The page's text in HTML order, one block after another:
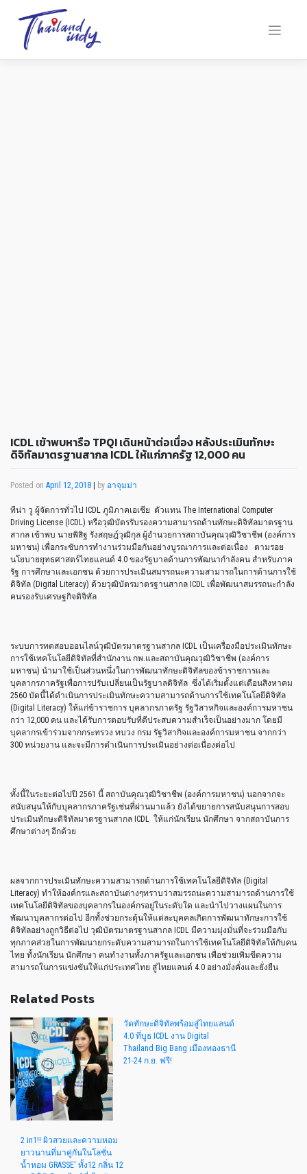
ICDL เข้าพบหารือ TPQI เดินหน้าต่อเนื่อง หลังประเมินทักษะ
ดิจิทัลมาตรฐานสากล ICDL ให้แก่ภาครัฐ 12,000 คน
Posted on April 12, 2018 by อาจุมม่า
ทีน่า วู ผู้จัดการทั่วไป ICDL ภูมิภาคเอเชีย ตัวแทน The International Computer
Driving License (ICDL) หรือวุฒิบัตรรับรองความสามารถด้านทักษะดิจิทัลมาตรฐาน
สากล เข้าพบ นายพิสิฐ รังสฤษฎ์วุฒิกุล ผู้อำนวยการสถาบันคุณวุฒิวิชาชีพ (องค์การ
มหาชน) เพื่อกระชับการทำงานร่วมมือกันอย่างบูรณาการและต่อเนื่อง ตามรอย
นโยบายยุทธศาสตร์ไทยแลนด์ 4.0 ของรัฐบาลด้านการพัฒนากำลังคน สำหรับภาค
รัฐ การศึกษาและเอกชน ด้วยการประเมินสมรรถนะความสามารถในการด้านการใช้
ดิจิทัล (Digital Literacy) ด้วยวุฒิบัตรมาตรฐานสากล ICDL เพื่อพัฒนาสมรรถนะกำลัง
คนรองรับเศรษฐกิจดิจิทัล
ระบบการทดสอบออนไลน์วุฒิบัตรมาตรฐานสากล ICDL เป็นเครื่องมือประเมินทักษะ
การใช้เทคโนโลยีดิจิทัลที่สำนักงาน กพ.และสถาบันคุณวุฒิวิชาชีพ (องค์การ
มหาชน) นำมาใช้เป็นส่วนหนึ่งในการพัฒนาทักษะดิจิทัลของข้าราชการและ
บุคลากรภาครัฐเพื่อการปรับเปลี่ยนเป็นรัฐบาลดิจิทัล ซึ่งได้เริ่มตั้งแต่เดือนสิงหาคม
2560 บัดนี้ได้ดำเนินการประเมินทักษะความสามารถด้านการใช้เทคโนโลยีดิจิทัล
(Digital Literacy) ให้แก่ข้าราชการ บุคลากรภาครัฐ รัฐวิสาหกิจและองค์การมหาชน
กว่า 12,000 คน และได้รับการตอบรับที่ดีประสบความสำเร็จเป็นอย่างมาก โดยมี
บุคลากรเข้าร่วมจากกระทรวง ทบวง กรม รัฐวิสากิจและองค์การมหาชน จากกว่า
300 หน่วยงาน และจะมีการดำเนินการประเมินอย่างต่อเนื่องต่อไป
ทั้งนี้ในระยะต่อไปปี 2561 นี้ สถาบันคุณวุฒิวิชาชีพ (องค์การมหาชน) นอกจากจะ
สนับสนุนให้กับบุคลากรภาครัฐเช่นที่ผ่านมาแล้ว ยังได้ขยายการสนับสนุนการสอบ
ประเมินทักษะดิจิทัลมาตรฐานสากล ICDL ให้แก่นักเรียน นักศึกษา จากสถาบันการ
ศึกษาต่างๆ อีกด้วย
ผลจากการประเมินทักษะความสามารถด้านการใช้เทคโนโลยีดิจิทัล (Digital
Literacy) ทำให้องค์กรและสถาบันต่างๆทราบว่าสมรรถนะความสามารถด้านการใช้
เทคโนโลยีดิจิทัลของบุคลากรในองค์กรอยู่ในระดับใด และนำไปวางแผนในการ
พัฒนาบุคลากรต่อไป อีกทั้งช่วยกระตุ้นให้แต่ละบุคคลเกิดการพัฒนาทักษะการใช้
ดิจิทัลอย่างถูกวิธีต่อไป วุฒิบัตรมาตรฐานสากล ICDL มีความมุ่งมั่นที่จะร่วมมือกับ
ทุกภาคส่วยในการพัฒนายกระดับความสามารถในการใช้เทคโนโลยีดิจิทัลให้กับคน
ไทย ทั้งนักเรียน นักศึกษา คนทำงานทั้งภาครัฐและเอกชน เพื่อช่วยเพิ่มขีดความ
สามารถในการแข่งขันให้แก่ประเทศไทย สู่ไทยแลนด์ 4.0 อย่างมั่งคั่งและยั่งยืน
Related Posts
วัดทักษะดิจิทัลพร้อมสู่ไทยแลนด์
4.0 ที่บูธ ICDL งาน Digital
Thailand Big Bang เมืองทองธานี
21-24 ก.ย. ฟรี!
2 in1!! ผิวสวยเเละความหอม
ยาวนานที่มาคู่กันในโลชั่น
น้ำหอม GRASSE' ทั้ง12 กลิ่น 12